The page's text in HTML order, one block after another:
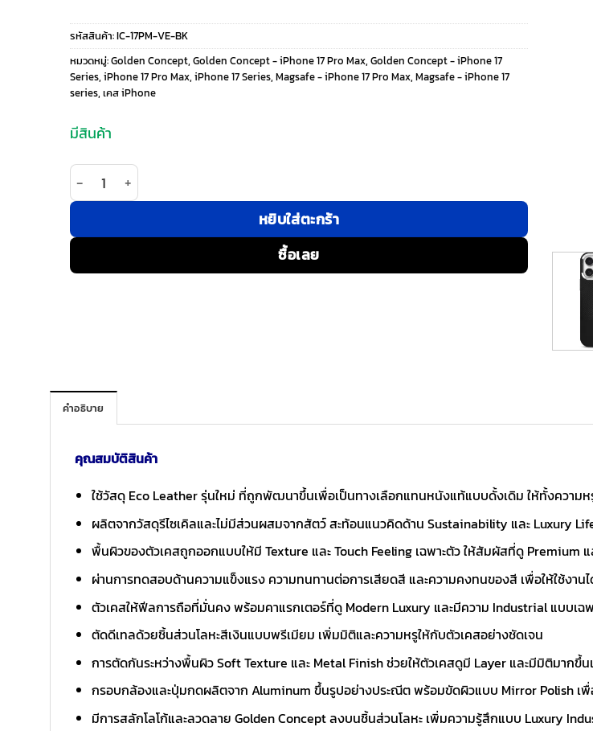
price
was:
2,400 ฿.
price
is:
รหัสสินค้า:IC-17PM-VE-BK
หมวดหมู่:Golden Concept, Golden Concept - iPhone 17 Pro Max, Golden Concept - iPhone 17
Series, iPhone 17 Pro Max, iPhone 17 Series, Magsafe - iPhone 17 Pro Max, Magsafe - iPhone 17
series, เคส iPhone
มีสินค้า
จำนวน Golden Concept รุ่น The Essential - เคส iPhone 17 Pro Max - สี Black ชิ้น
หยิบใส่ตะกร้า
ซื้อเลย
คำอธิบาย
คุณสมบัติสินค้า
ใช้วัสดุ Eco Leather รุ่นใหม่ ที่ถูกพัฒนาขึ้นเพื่อเป็นทางเลือกแทนหนังแท้แบบดั้งเดิม ให้ทั้งความห
ผลิตจากวัสดุรีไซเคิลและไม่มีส่วนผสมจากสัตว์ สะท้อนแนวคิดด้าน Sustainability และ Luxury
พื้นผิวของตัวเคสถูกออกแบบให้มี Texture และ Touch Feeling เฉพาะตัว ให้สัมผัสที่ดู Premium แ
ผ่านการทดสอบด้านความแข็งแรง ความทนทานต่อการเสียดสี และความคงทนของสี เพื่อให้ใช้งา
ตัวเคสให้ฟีลการถือที่มั่นคง พร้อมคาแรกเตอร์ที่ดู Modern Luxury และมีความ Industrial แบบเฉ
ตัดดีเทลด้วยชิ้นส่วนโลหะสีเงินแบบพรีเมียม เพิ่มมิติและความหรูให้กับตัวเคสอย่างชัดเจน
การตัดกันระหว่างพื้นผิว Soft Texture และ Metal Finish ช่วยให้ตัวเคสดูมี Layer และมีมิติมากขึ้น
กรอบกล้องและปุ่มกดผลิตจาก Aluminum ขึ้นรูปอย่างประณีต พร้อมขัดผิวแบบ Mirror Polish เพื่
มีการสลักโลโก้และลวดลาย Golden Concept ลงบนชิ้นส่วนโลหะ เพิ่มความรู้สึกแบบ Luxury